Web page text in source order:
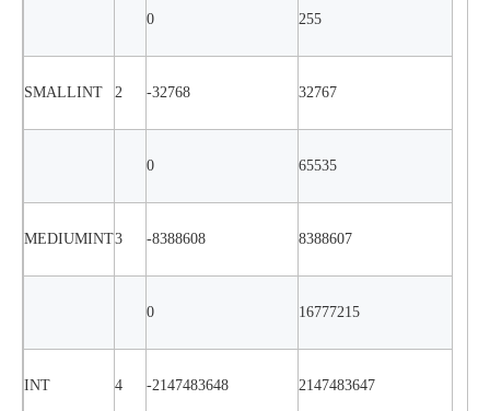
0 255
SMALLINT 2 -32768 32767
0 65535
MEDIUMINT3 -8388608 8388607
0 16777215
INT 4 -2147483648 2147483647